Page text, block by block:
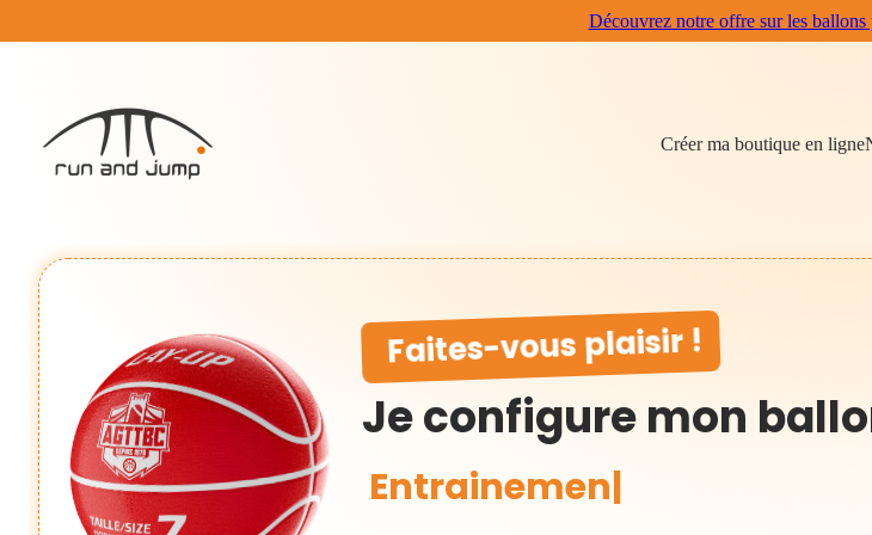
Découvrez notre offre sur les
Créer ma boutique en ligne
Faites-vous plaisir !
Je configure mon
Entrainement ou